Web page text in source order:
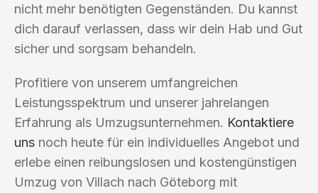
nicht mehr benötigten Gegenständen. Du kannst
dich darauf verlassen, dass wir dein Hab und Gut
sicher und sorgsam behandeln.
Profitiere von unserem umfangreichen
Leistungsspektrum und unserer jahrelangen
Erfahrung als Umzugsunternehmen. Kontaktiere
uns noch heute für ein individuelles Angebot und
erlebe einen reibungslosen und kostengünstigen
Umzug von Villach nach Göteborg mit